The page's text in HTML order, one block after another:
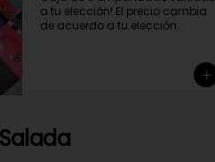
a tu elección! El precio cambia
de acuerdo a tu elección.